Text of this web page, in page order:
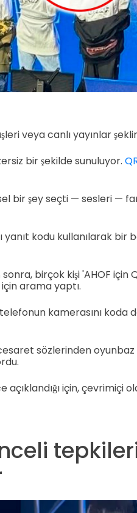
veya canlı yayınlar
bir şekilde sunuluyor.
bir şey seçti — sesleri —
yanıt kodu kullanılarak bir
birçok kişi 'AHOF için
arama yaptı.
kamerasını koda
sözlerinden
için, çevrimiçi